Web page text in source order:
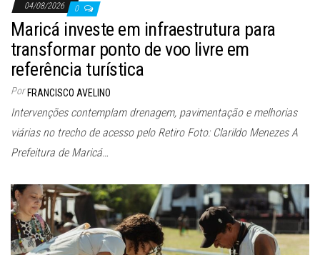
04/08/2026 0
Maricá investe em infraestrutura para
transformar ponto de voo livre em
referência turística
Por FRANCISCO AVELINO
Intervenções contemplam drenagem, pavimentação e melhorias
viárias no trecho de acesso pelo Retiro Foto: Clarildo Menezes A
Prefeitura de Maricá…